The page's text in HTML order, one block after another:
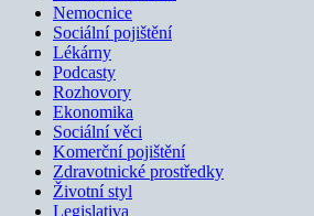
Nemocnice
Sociální pojištění
Lékárny
Podcasty
Rozhovory
Ekonomika
Sociální věci
Komerční pojištění
Zdravotnické prostředky
Životní styl
Legislativa